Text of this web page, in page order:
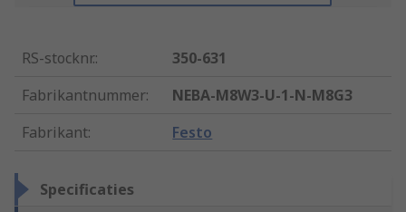
RS-stocknr.:
350-631
Fabrikantnummer:
NEBA-M8W3-U-1-N-M8G3
Fabrikant: Festo
Specificaties